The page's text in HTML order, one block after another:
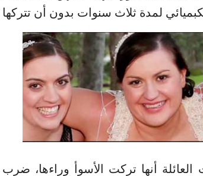
لمدة ثلاث سنوات بدون أن
أنها تركت الأسوأ وراءها،